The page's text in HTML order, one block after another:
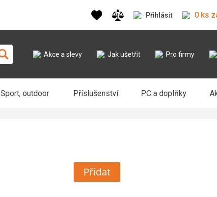
Přihlásit 0 ks
Akce a slevy Jak ušetřit Pro firmy
Sport, outdoor Příslušenství PC a doplňky
Přidat